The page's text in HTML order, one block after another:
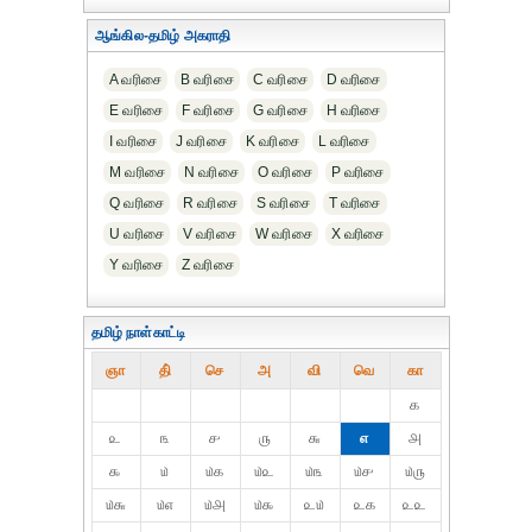
ஆங்கில-தமிழ் அகராதி
A வரிசை B வரிசை C வரிசை
D வரிசை
E வரிசை
F வரிசை G வரிசை
H வரிசை
I வரிசை
J வரிசை K வரிசை
L வரிசை
M வரிசை
N வரிசை O வரிசை
P வரிசை
Q வரிசை
R வரிசை S வரிசை
T வரிசை
U வரிசை
V வரிசை W வரிசை
X வரிசை
Y வரிசை
Z வரிசை
தமிழ் நாள்காட்டி
ஞா தி் செ அ வி வெ கா
௧
௨
௩ ௪ ௫ ௬ ௭
௮
௯
௰ ௰௧ ௰௨ ௰௩ ௰௪
௰௫
௰௬
௰௭ ௰௮ ௰௯ ௨௰ ௨௧
௨௨